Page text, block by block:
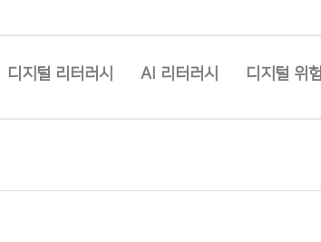
디지털 리터러시 AI 리터러시 디지털 위험